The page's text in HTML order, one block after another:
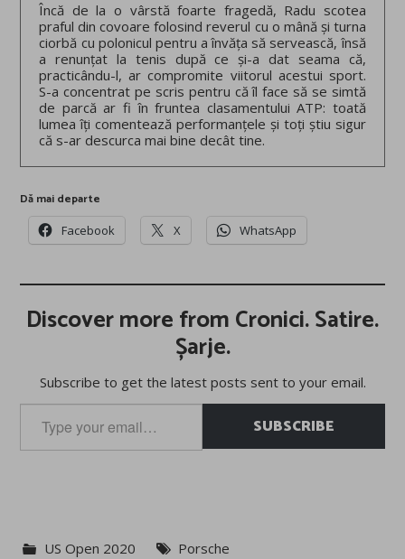
Încă de la o vârstă foarte fragedă, Radu scotea
praful din covoare folosind reverul cu o mână și turna
ciorbă cu polonicul pentru a învăța să servească, însă
a renunțat la tenis după ce și-a dat seama că,
practicându-l, ar compromite viitorul acestui sport.
S-a concentrat pe scris pentru că îl face să se simtă
de parcă ar fi în fruntea clasamentului ATP: toată
lumea îți comentează performanțele și toți știu sigur
că s-ar descurca mai bine decât tine.
Dă mai departe
Facebook X WhatsApp
Discover more from Cronici. Satire.
Șarje.
Subscribe to get the latest posts sent to your email.
your
email…
SUBSCRIBE
US Open 2020 Porsche